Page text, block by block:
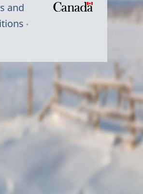
and
Symbole
Canada